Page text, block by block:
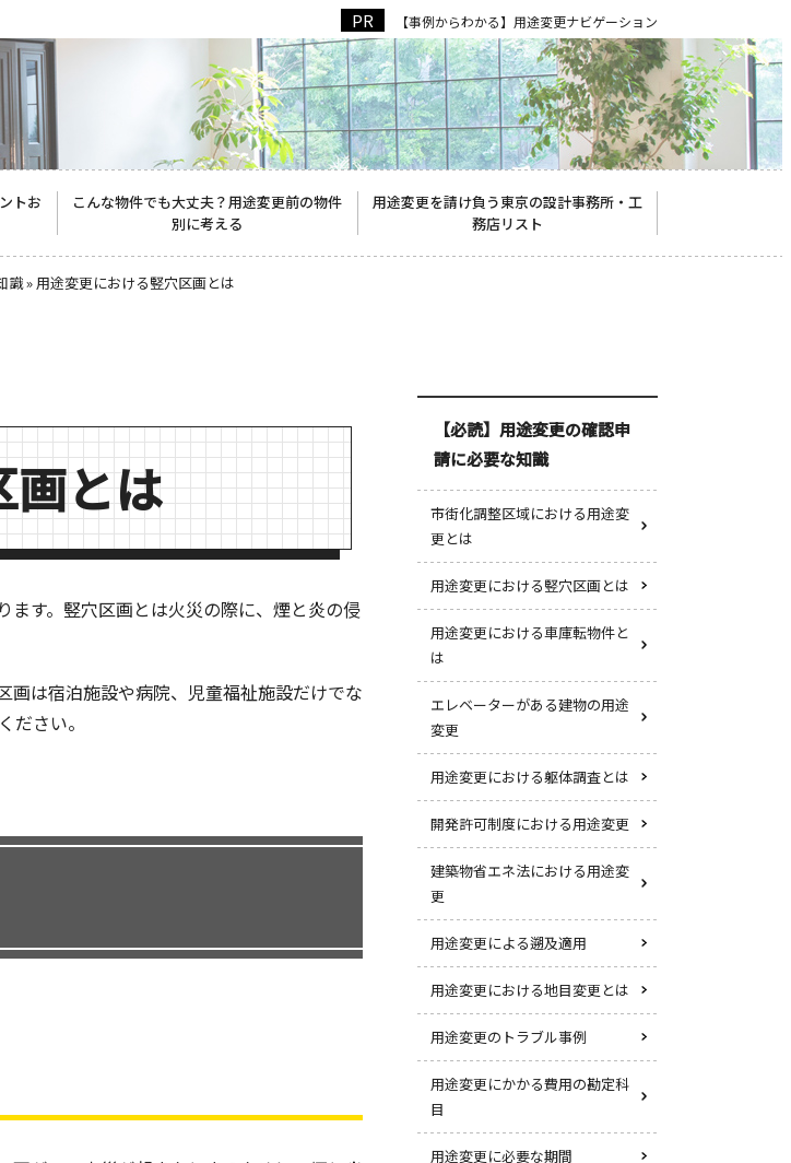
【事例からわかる】用途変更ナビゲーション
トお
こんな物件でも大丈夫？用途変更前の物件
別に考える
用途変更を請け負う東京の設計事務所・工
務店リスト
識»用途変更における竪穴区画とは
画とは
ます。竪穴区画とは火災の際に、煙と炎の侵
画は宿泊施設や病院、児童福祉施設だけでな
ださい。
【必読】用途変更の確認申
請に必要な知識
市街化調整区域における用途変
更とは
用途変更における竪穴区画とは
用途変更における車庫転物件と
は
エレベーターがある建物の用途
変更
用途変更における躯体調査とは
開発許可制度における用途変更
建築物省エネ法における用途変
更
用途変更による遡及適用
用途変更における地目変更とは
用途変更のトラブル事例
用途変更にかかる費用の勘定科
目
用途変更に必要な期間